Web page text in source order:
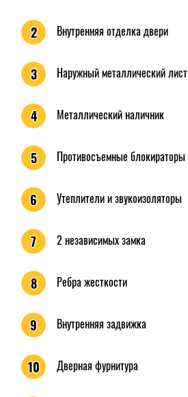
2 Внутренняя отделка двери
3 Наружный металлический лист
4 Металлический наличник
5 Противосъемные блокираторы
6 Утеплители и звукоизоляторы
7 2 независимых замка
8 Ребра жесткости
9 Внутренняя задвижка
10 Дверная фурнитура